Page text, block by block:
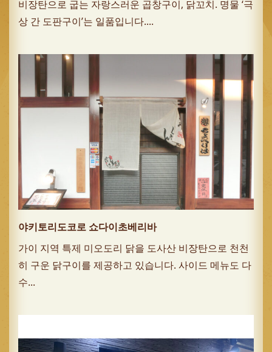
비장탄으로 굽는 자랑스러운 곱창구이, 닭꼬치. 명물 ‘극
상 간 도판구이’는 일품입니다....
야키토리도코로 쇼다이초베리바
가이 지역 특제 미오도리 닭을 도사산 비장탄으로 천천
히 구운 닭구이를 제공하고 있습니다. 사이드 메뉴도 다
수...